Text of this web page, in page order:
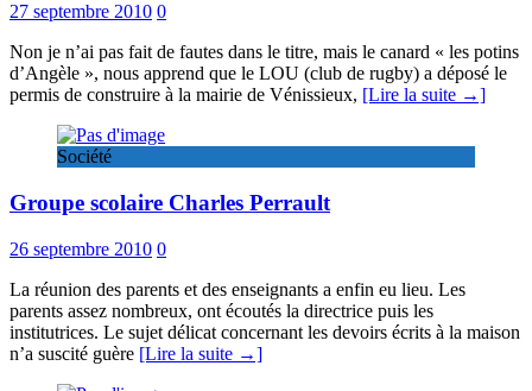
27 septembre 2010 0
Non je n’ai pas fait de fautes dans le titre, mais le canard « les potins
d’Angèle », nous apprend que le LOU (club de rugby) a déposé le
permis de construire à la mairie de Vénissieux, [Lire la suite →]
Société
Groupe scolaire Charles Perrault
26 septembre 2010 0
La réunion des parents et des enseignants a enfin eu lieu. Les
parents assez nombreux, ont écoutés la directrice puis les
institutrices. Le sujet délicat concernant les devoirs écrits à la maison
n’a suscité guère [Lire la suite →]